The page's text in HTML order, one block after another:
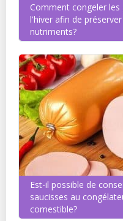
Comment congeler
l'hiver afin de
nutriments?
Est-il possible de
saucisses au
comestible?